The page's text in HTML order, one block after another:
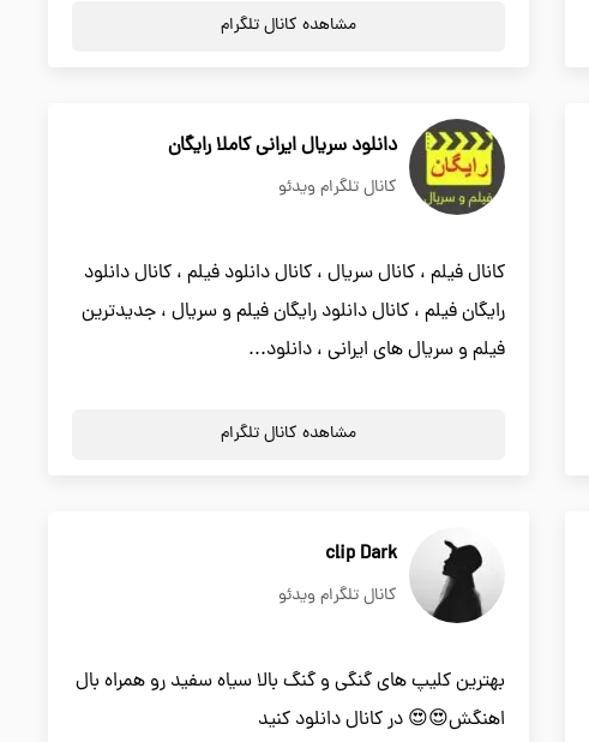
مشاهده کانال تلگرام
دانلود سریال ایرانی کاملا رایگان
کانال تلگرام ویدئو
کانال فیلم ، کانال سریال ، کانال دانلود فیلم ، کانال دانلود
رایگان فیلم ، کانال دانلود رایگان فیلم و سریال ، جدیدترین
فیلم و سریال های ایرانی ، دانلود...
مشاهده کانال تلگرام
clip Dark
کانال تلگرام ویدئو
بهترین کلیپ های گنگی و گنگ بالا سیاه سفید رو همراه بال
اهنگش😍😍 در کانال دانلود کنید